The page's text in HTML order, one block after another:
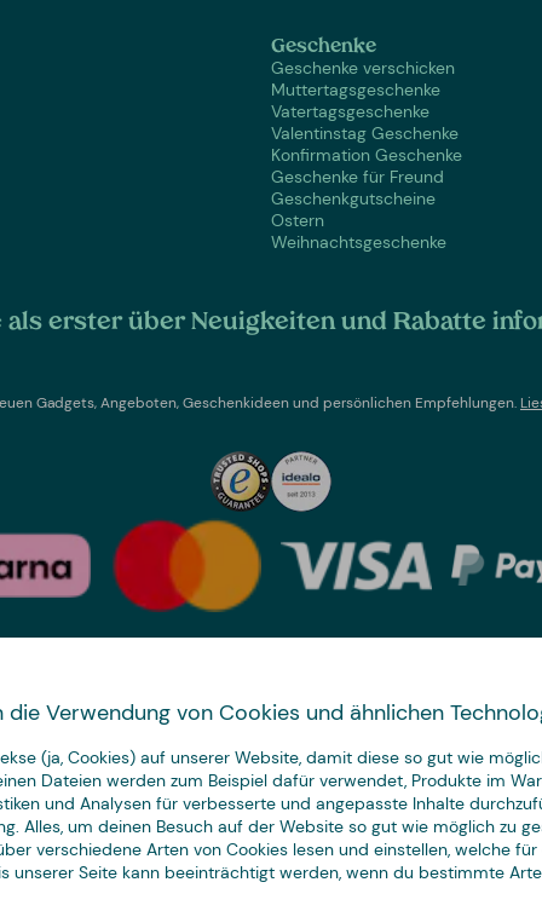
die Verwendung von Cookies und ähnlichen
(ja, Cookies) auf unserer Website, damit diese so gut wie
Dateien werden zum Beispiel dafür verwendet, Produkte im
und Analysen für verbesserte und angepasste Inhalte
Alles, um deinen Besuch auf der Website so gut wie möglich zu
verschiedene Arten von Cookies lesen und einstellen, welche
unserer Seite kann beeinträchtigt werden, wenn du bestimmte
Geschenke
Geschenke verschicken
Muttertagsgeschenke
Vatertagsgeschenke
Valentinstag Geschenke
Konfirmation Geschenke
Geschenke für Freund
Geschenkgutscheine
Ostern
Weihnachtsgeschenke
als erster über Neuigkeiten und Rabatte
Gadgets, Angeboten, Geschenkideen und persönlichen Empfehlungen.
We have
just the thing.